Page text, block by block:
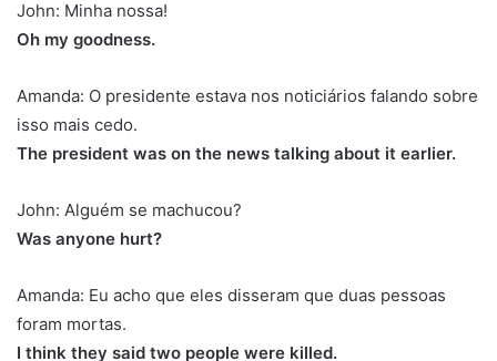
John: Minha nossa!
Oh my goodness.
Amanda: O presidente estava nos noticiários falando sobre
isso mais cedo.
The president was on the news talking about it earlier.
John: Alguém se machucou?
Was anyone hurt?
Amanda: Eu acho que eles disseram que duas pessoas
foram mortas.
I think they said two people were killed.